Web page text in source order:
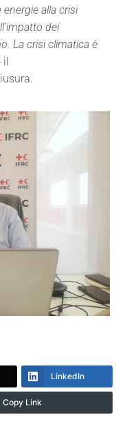
alla crisi
dei
La crisi climatica è
il
LinkedIn
Copy Link